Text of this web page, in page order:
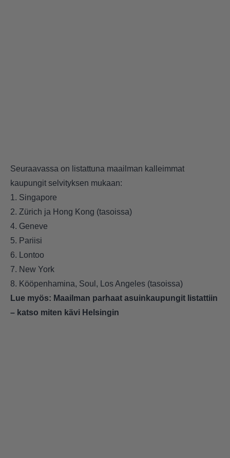
Seuraavassa on listattuna maailman kalleimmat
kaupungit selvityksen mukaan:
1. Singapore
2. Zürich ja Hong Kong (tasoissa)
4. Geneve
5. Pariisi
6. Lontoo
7. New York
8. Kööpenhamina, Soul, Los Angeles (tasoissa)
Lue myös: Maailman parhaat asuinkaupungit listattiin
– katso miten kävi Helsingin